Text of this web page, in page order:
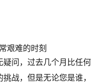
艰难的时刻
疑问，过去几个月比任何
战，但是无论您是谁，